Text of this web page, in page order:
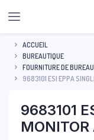
ACCUEIL
BUREAUTIQUE
FOURNITURE DE BUREAU
9683101 ESI EPPA
9683101
MONITOR